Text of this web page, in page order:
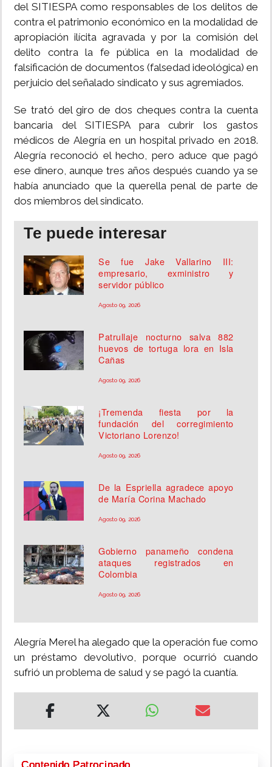
del SITIESPA como responsables de los delitos de
contra el patrimonio económico en la modalidad de
apropiación ilícita agravada y por la comisión del
delito contra la fe pública en la modalidad de
falsificación de documentos (falsedad ideológica) en
perjuicio del señalado sindicato y sus agremiados.
Se trató del giro de dos cheques contra la cuenta
bancaria del SITIESPA para cubrir los gastos
médicos de Alegría en un hospital privado en 2018.
Alegría reconoció el hecho, pero aduce que pagó
ese dinero, aunque tres años después cuando ya se
había anunciado que la querella penal de parte de
dos miembros del sindicato.
Te puede interesar
Se fue Jake Vallarino III:
empresario, exministro y
servidor público
Agosto 09, 2026
Patrullaje nocturno salva 882
huevos de tortuga lora en Isla
Cañas
Agosto 09, 2026
¡Tremenda fiesta por la
fundación del corregimiento
Victoriano Lorenzo!
Agosto 09, 2026
De la Espriella agradece apoyo
de María Corina Machado
Agosto 09, 2026
Gobierno panameño condena
ataques registrados en
Colombia
Agosto 09, 2026
Alegría Merel ha alegado que la operación fue como
un préstamo devolutivo, porque ocurrió cuando
sufrió un problema de salud y se pagó la cuantía.